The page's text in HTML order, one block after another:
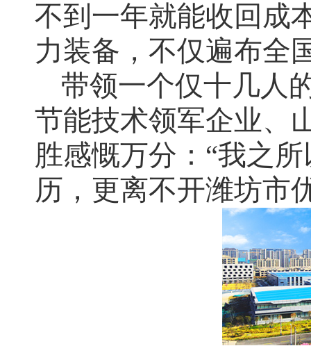
不到一年就能收回成
力装备，不仅遍布全
带领一个仅十几人
节能技术领军企业、
胜感慨万分：“我之
历，更离不开潍坊市